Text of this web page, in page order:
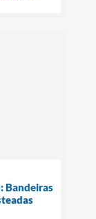
Bandeiras